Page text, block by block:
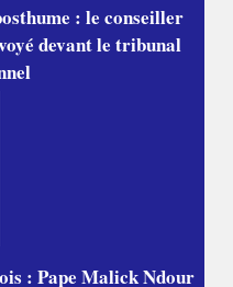
: le conseiller
devant le tribunal
: Pape Malick Ndour